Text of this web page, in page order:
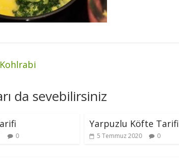
da sevebilirsiniz
0
Yarpuzlu Köfte Tarifi
5 Temmuz 2020 0